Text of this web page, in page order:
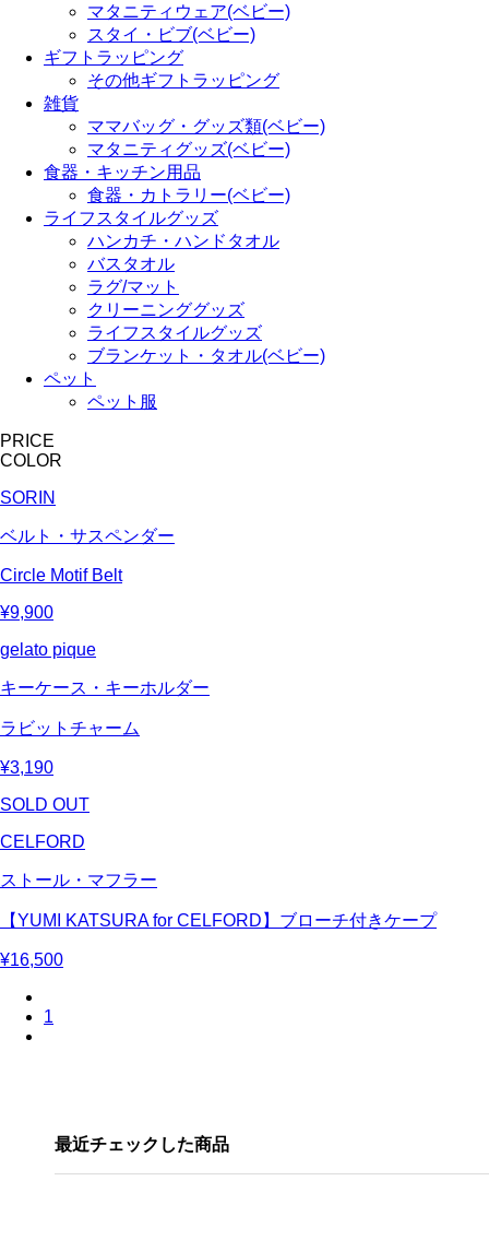
マタニティウェア(ベビー)
スタイ・ビブ(ベビー)
ギフトラッピング
その他ギフトラッピング
雑貨
ママバッグ・グッズ類(ベビー)
マタニティグッズ(ベビー)
食器・キッチン用品
食器・カトラリー(ベビー)
ライフスタイルグッズ
ハンカチ・ハンドタオル
バスタオル
ラグ/マット
クリーニンググッズ
ライフスタイルグッズ
ブランケット・タオル(ベビー)
ペット
ペット服
PRICE
COLOR
SORIN
ベルト・サスペンダー
Circle Motif Belt
¥9,900
gelato pique
キーケース・キーホルダー
ラビットチャーム
¥3,190
SOLD OUT
CELFORD
ストール・マフラー
【YUMI KATSURA for CELFORD】ブローチ付きケープ
¥16,500
1
最近チェックした商品